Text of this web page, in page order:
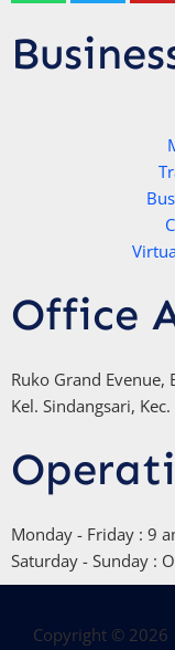
a
t
s
i
t
t
u
t
u
Office
Ruko Grand Evenue,
Kel. Sindangsari,
Monday - Friday : 9
Saturday - Sunday :
Copyright © 2026